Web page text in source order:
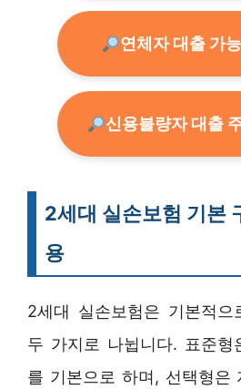
연체자 대출 가
신용불량자 대출
2세대 실손보험 기본
용
2세대 실손보험은 기본적으
두 가지로 나뉩니다. 표준형
를 기본으로 하며, 선택형은